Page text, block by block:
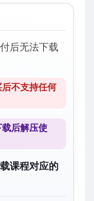
后无法下载
不支持任何
后解压使
课程对应的